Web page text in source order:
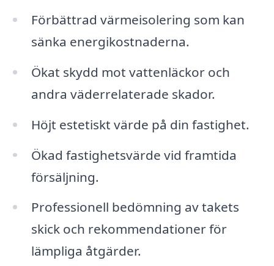
Förbättrad värmeisolering som kan
sänka energikostnaderna.
Ökat skydd mot vattenläckor och
andra väderrelaterade skador.
Höjt estetiskt värde på din fastighet.
Ökad fastighetsvärde vid framtida
försäljning.
Professionell bedömning av takets
skick och rekommendationer för
lämpliga åtgärder.